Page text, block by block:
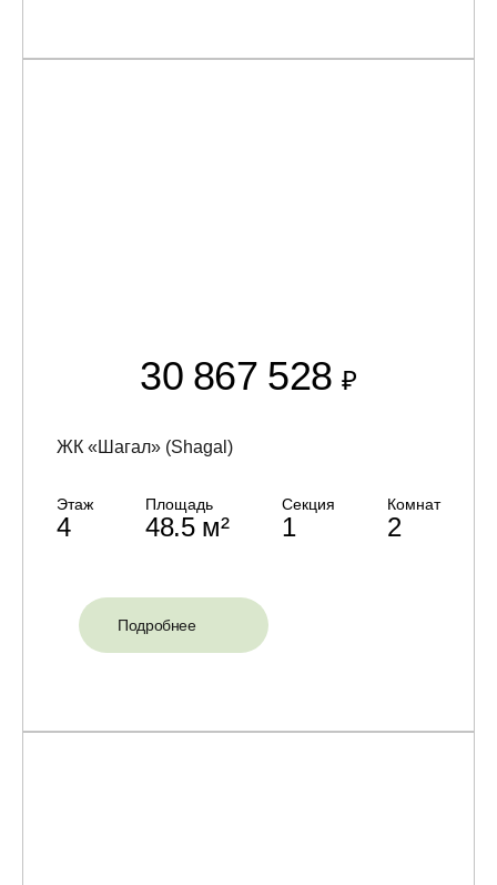
30 867 528₽
ЖК «Шагал» (Shagal)
Этаж
4
Площадь
48.5 м²
Секция
1
Комнат
2
Подробнее